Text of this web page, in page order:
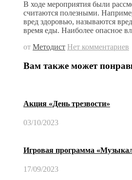
В ходе мероприятия были
считаются полезными.
вред здоровью, называются
время еды. Наиболее опасное
от Методист Нет комментариев
Вам также может
Акция «День трезвости»
03/10/2023
Игровая программа
17/09/2023